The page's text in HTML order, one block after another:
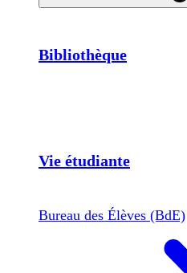
Bibliothèque
Vie étudiante
Bureau des Élèves (BdE)